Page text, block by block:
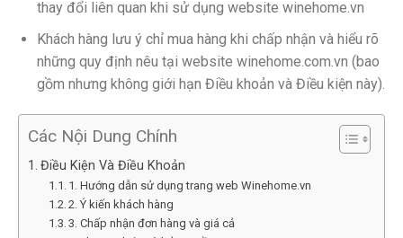
thay đổi liên quan khi sử dụng website winehome.vn
Khách hàng lưu ý chỉ mua hàng khi chấp nhận và hiểu rõ
những quy định nêu tại website winehome.com.vn (bao
gồm nhưng không giới hạn Điều khoản và Điều kiện này).
Các Nội Dung Chính
Điều Kiện Và Điều Khoản
1. Hướng dẫn sử dụng trang web Winehome.vn
2. Ý kiến khách hàng
3. Chấp nhận đơn hàng và giá cả